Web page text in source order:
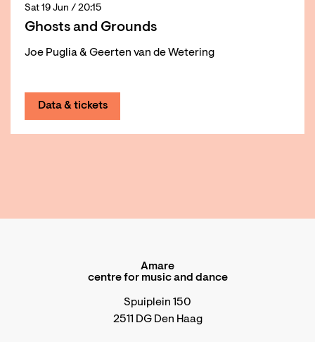
Ghosts and Grounds
Joe Puglia & Geerten van de Wetering
Sat 19 Jun / 20:15
Data & tickets
Amare
centre for music and dance
Spuiplein 150
2511 DG Den Haag